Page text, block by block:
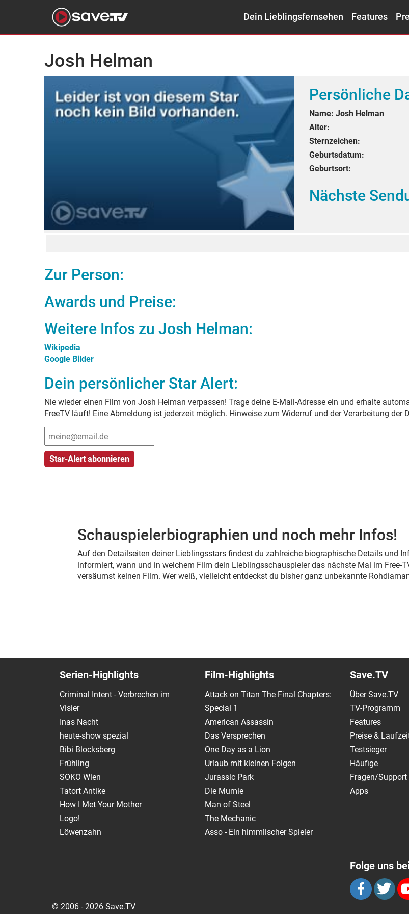
Dein Lieblingsfernsehen Features
Josh Helman
Persönliche
Name: Josh Helman
Alter:
Sternzeichen:
Geburtsdatum:
Geburtsort:
Nächste
Zur Person:
Awards und Preise:
Weitere Infos zu Josh Helman:
Wikipedia
Google Bilder
Dein persönlicher Star Alert:
Nie wieder einen Film von Josh Helman verpassen! Trage deine E-Mail-Adresse ein und erhalte
FreeTV läuft! Eine Abmeldung ist jederzeit möglich. Hinweise zum Widerruf und der Verarbeitung der
Schauspielerbiographien und noch mehr Infos!
Auf den Detailseiten deiner Lieblingsstars findest du zahlreiche biographische Details und
informiert, wann und in welchem Film dein Lieblingsschauspieler das nächste Mal im Free-
versäumst keinen Film. Wer weiß, vielleicht entdeckst du bisher ganz unbekannte
Serien-Highlights
Criminal Intent - Verbrechen im
Visier
Inas Nacht
heute-show spezial
Bibi Blocksberg
Frühling
SOKO Wien
Tatort Antike
How I Met Your Mother
Logo!
Löwenzahn
Film-Highlights
Attack on Titan The Final Chapters:
Special 1
American Assassin
Das Versprechen
One Day as a Lion
Urlaub mit kleinen Folgen
Jurassic Park
Die Mumie
Man of Steel
The Mechanic
Asso - Ein himmlischer Spieler
Save.TV
Über Save.TV
TV-Programm
Features
Preise &
Testsieger
Häufige
Fragen/Support
Apps
Folge uns
© 2006 - 2026 Save.TV